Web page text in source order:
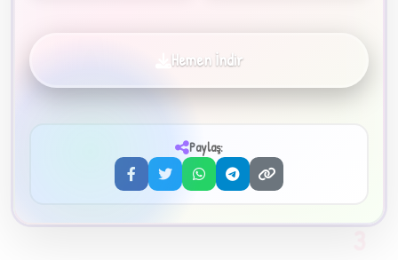
3
Hemen İndir
Paylaş: